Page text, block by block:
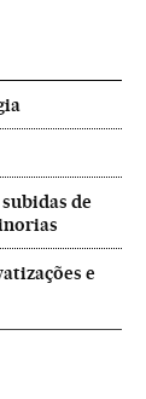
de
e